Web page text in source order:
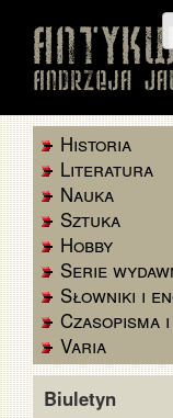
Historia
Literatura
Nauka
Sztuka
Hobby
Serie
Słowniki i
Czasopisma
Varia
Biuletyn